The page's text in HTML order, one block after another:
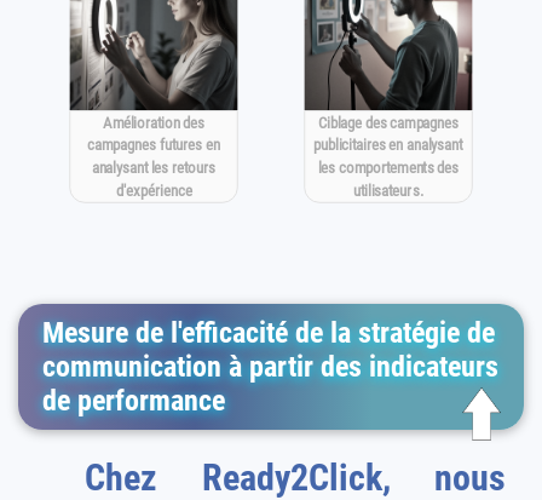
Amélioration des
campagnes futures en
analysant les retours
d'expérience
Ciblage des campagnes
publicitaires en analysant
les comportements des
utilisateurs.
Mesure de l'efficacité de la stratégie de
communication à partir des indicateurs
de performance
Chez Ready2Click, nous